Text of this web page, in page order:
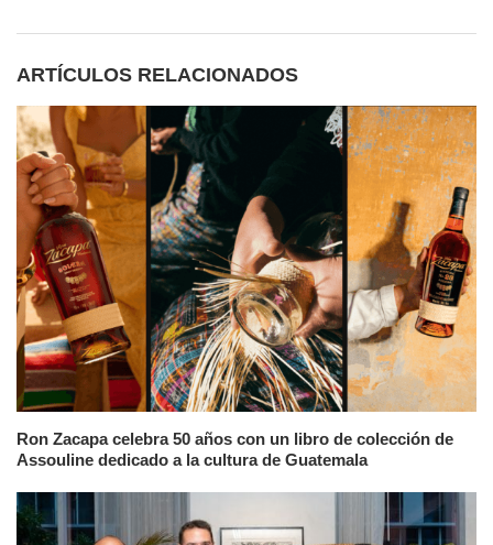
ARTÍCULOS RELACIONADOS
Ron Zacapa celebra 50 años con un libro de colección de
Assouline dedicado a la cultura de Guatemala